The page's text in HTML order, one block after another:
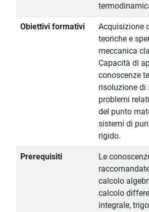
Obiettivi formativi
Acquisizione
teoriche e
meccanica
Capacità di
conoscenze
risoluzione di
problemi
del punto
sistemi di
rigido.
Prerequisiti
Le
calcolo
calcolo
integrale,